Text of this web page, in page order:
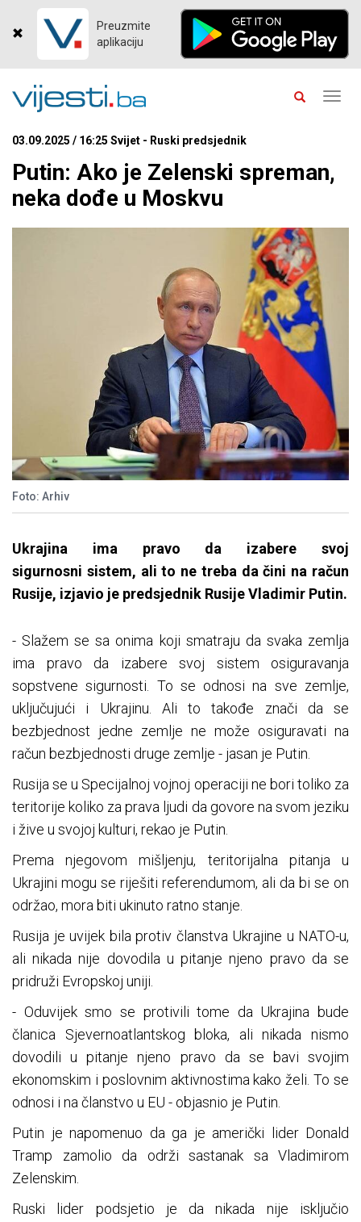
Preuzmite
aplikaciju
03.09.2025 / 16:25 Svijet - Ruski predsjednik
Putin: Ako je Zelenski spreman,
neka dođe u Moskvu
Foto: Arhiv
Ukrajina ima pravo da izabere svoj
sigurnosni sistem, ali to ne treba da čini na račun
Rusije, izjavio je predsjednik Rusije Vladimir Putin.
- Slažem se sa onima koji smatraju da svaka zemlja
ima pravo da izabere svoj sistem osiguravanja
sopstvene sigurnosti. To se odnosi na sve zemlje,
uključujući i Ukrajinu. Ali to takođe znači da se
bezbjednost jedne zemlje ne može osiguravati na
račun bezbjednosti druge zemlje - jasan je Putin.
Rusija se u Specijalnoj vojnoj operaciji ne bori toliko za
teritorije koliko za prava ljudi da govore na svom jeziku
i žive u svojoj kulturi, rekao je Putin.
Prema njegovom mišljenju, teritorijalna pitanja u
Ukrajini mogu se riješiti referendumom, ali da bi se on
održao, mora biti ukinuto ratno stanje.
Rusija je uvijek bila protiv članstva Ukrajine u NATO-u,
ali nikada nije dovodila u pitanje njeno pravo da se
pridruži Evropskoj uniji.
- Oduvijek smo se protivili tome da Ukrajina bude
članica Sjevernoatlantskog bloka, ali nikada nismo
dovodili u pitanje njeno pravo da se bavi svojim
ekonomskim i poslovnim aktivnostima kako želi. To se
odnosi i na članstvo u EU - objasnio je Putin.
Putin je napomenuo da ga je američki lider Donald
Tramp zamolio da održi sastanak sa Vladimirom
Zelenskim.
Ruski lider podsjetio je da nikada nije isključio